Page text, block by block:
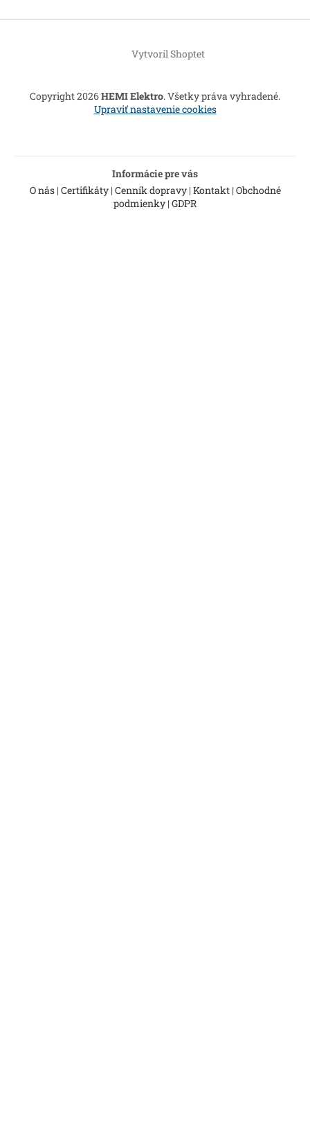
Vytvoril Shoptet
Copyright 2026HEMI Elektro. Všetky práva vyhradené.
Upraviť nastavenie cookies
Informácie pre vás
O nás| Certifikáty| Cenník dopravy| Kontakt| Obchodné
podmienky | GDPR